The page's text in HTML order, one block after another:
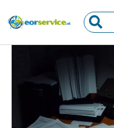
naar
inhoud
Search
...